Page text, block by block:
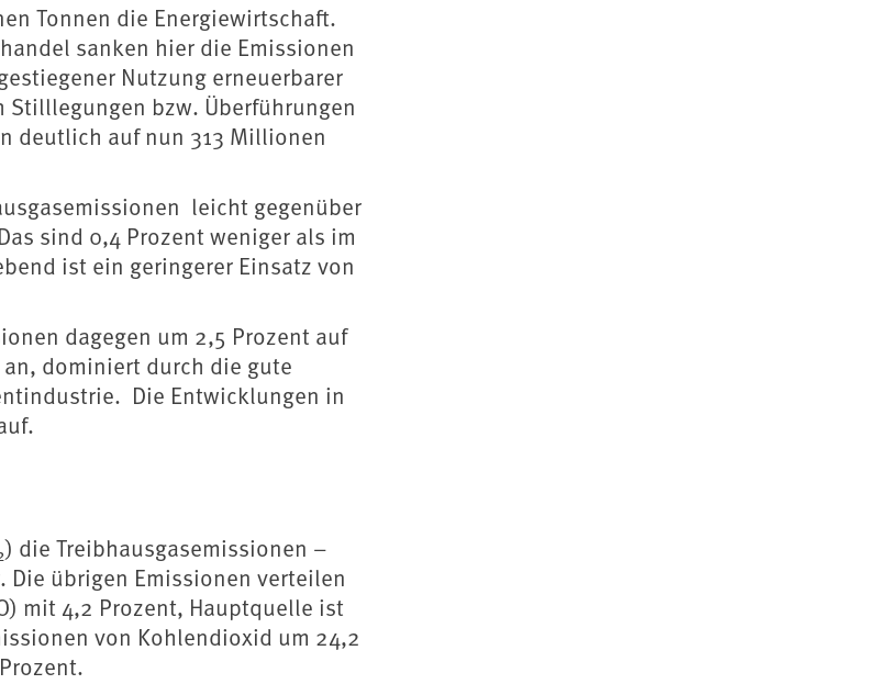
Tonnen die Energiewirtschaft.
sanken hier die Emissionen
Nutzung erneuerbarer
bzw. Überführungen
deutlich auf nun 313 Millionen
leicht gegenüber
sind 0,4 Prozent weniger als im
ist ein geringerer Einsatz von
dagegen um 2,5 Prozent auf
dominiert durch die gute
Die Entwicklungen in
) die Treibhausgasemissionen –
übrigen Emissionen verteilen
mit 4,2 Prozent, Hauptquelle ist
von Kohlendioxid um 24,2